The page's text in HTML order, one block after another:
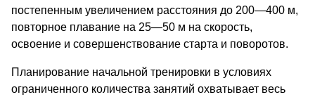
постепенным увеличением расстояния до 200—400 м,
повторное плавание на 25—50 м на скорость,
освоение и совершенствование старта и поворотов.
Планирование начальной тренировки в условиях
ограниченного количества занятий охватывает весь